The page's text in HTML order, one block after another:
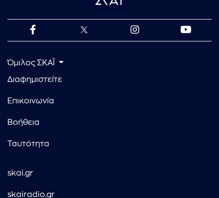
Όμιλος ΣΚΑΪ
Διαφημιστείτε
Επικοινωνία
Βοήθεια
Ταυτότητα
skai.gr
skairadio.gr